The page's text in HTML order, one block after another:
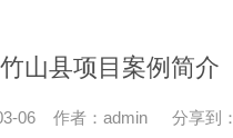
山县项目案例简介
06 作者：admin 分享到：